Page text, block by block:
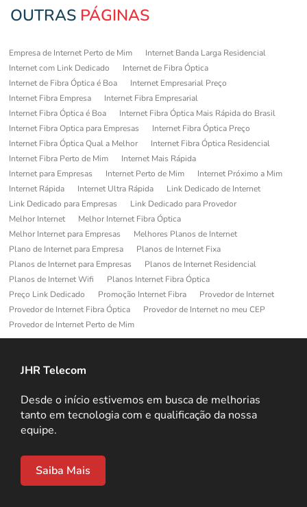
OUTRAS PÁGINAS
Empresa de Internet Perto de Mim
Internet Banda Larga Residencial
Internet com Link Dedicado
Internet de Fibra Óptica
Internet de Fibra Óptica é Boa
Internet Empresarial Preço
Internet Fibra Empresa
Internet Fibra Empresarial
Internet Fibra Óptica é Boa
Internet Fibra Óptica Mais Rápida do Brasil
Internet Fibra Optica para Empresas
Internet Fibra Óptica Preço
Internet Fibra Óptica Qual a Melhor
Internet Fibra Óptica Residencial
Internet Fibra Perto de Mim
Internet Mais Rápida
Internet para Empresas
Internet Perto de Mim
Internet Próximo a Mim
Internet Rápida
Internet Ultra Rápida
Link Dedicado de Internet
Link Dedicado para Empresas
Link Dedicado para Provedor
Melhor Internet
Melhor Internet Fibra Óptica
Melhor Internet para Empresas
Melhores Planos de Internet
Plano de Internet para Empresa
Planos de Internet Fixa
Planos de Internet para Empresas
Planos de Internet Residencial
Planos de Internet Wifi
Planos Internet Fibra Óptica
Preço Link Dedicado
Promoção Internet Fibra
Provedor de Internet
Provedor de Internet Fibra Óptica
Provedor de Internet no meu CEP
Provedor de Internet Perto de Mim
JHR Telecom
Desde o início estivemos em busca de melhorias
tanto em tecnologia com e qualificação da nossa
equipe.
Saiba Mais